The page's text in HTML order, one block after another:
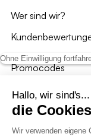
Ohne Einwilligung
Hallo, wir sind's...
die
Wir verwenden eigene
Wer sind wir?
Promocodes
Bewertungen von
Unsere Geschäfte